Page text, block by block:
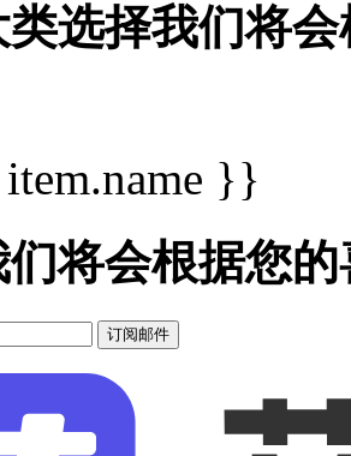
选择我们将
}}
们将会根据您
订阅邮件